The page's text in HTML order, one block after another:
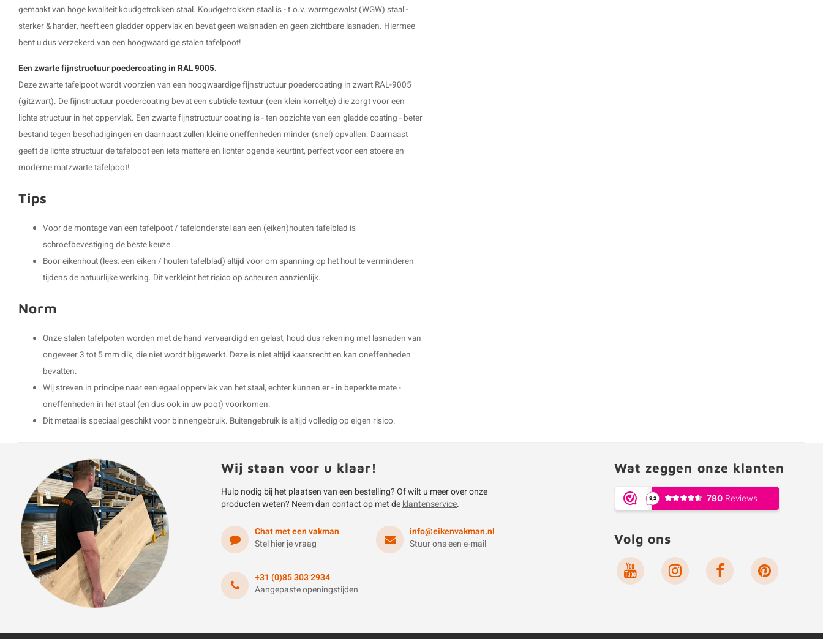
gemaakt van hoge kwaliteit koudgetrokken staal. Koudgetrokken staal is - t.o.v. warmgewalst (WGW) staal -
sterker & harder, heeft een gladder oppervlak en bevat geen walsnaden en geen zichtbare lasnaden. Hiermee
bent u dus verzekerd van een hoogwaardige stalen tafelpoot!
Een zwarte fijnstructuur poedercoating in RAL 9005.
Deze zwarte tafelpoot wordt voorzien van een hoogwaardige fijnstructuur poedercoating in zwart RAL-9005
(gitzwart). De fijnstructuur poedercoating bevat een subtiele textuur (een klein korreltje) die zorgt voor een
lichte structuur in het oppervlak. Een zwarte fijnstructuur coating is - ten opzichte van een gladde coating - beter
bestand tegen beschadigingen en daarnaast zullen kleine oneffenheden minder (snel) opvallen. Daarnaast
geeft de lichte structuur de tafelpoot een iets mattere en lichter ogende keurtint, perfect voor een stoere en
moderne matzwarte tafelpoot!
Tips
Voor de montage van een tafelpoot / tafelonderstel aan een (eiken)houten tafelblad is
schroefbevestiging de beste keuze.
Boor eikenhout (lees: een eiken / houten tafelblad) altijd voor om spanning op het hout te verminderen
tijdens de natuurlijke werking. Dit verkleint het risico op scheuren aanzienlijk.
Norm
Onze stalen tafelpoten worden met de hand vervaardigd en gelast, houd dus rekening met lasnaden van
ongeveer 3 tot 5 mm dik, die niet wordt bijgewerkt. Deze is niet altijd kaarsrecht en kan oneffenheden
bevatten.
Wij streven in principe naar een egaal oppervlak van het staal, echter kunnen er - in beperkte mate -
oneffenheden in het staal (en dus ook in uw poot) voorkomen.
Dit metaal is speciaal geschikt voor binnengebruik. Buitengebruik is altijd volledig op eigen risico.
Wij staan voor u klaar!
Hulp nodig bij het plaatsen van een bestelling? Of wilt u meer over onze
producten weten? Neem dan contact op met deklantenservice.
Chat met een vakman
Stel hier je vraag
info@eikenvakman.nl
Stuur ons een e-mail
+31 (0)85 303 2934
Aangepaste openingstijden
Wat zeggen onze klanten
Volg ons